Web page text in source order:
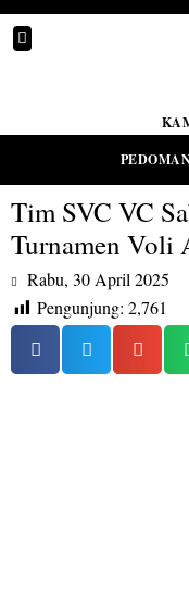
Tim SVC VC
Turnamen Voli
Rabu, 30 April 2025
Pengunjung: 2,761